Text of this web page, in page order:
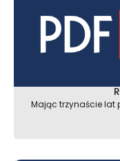
Mając trzynaście lat